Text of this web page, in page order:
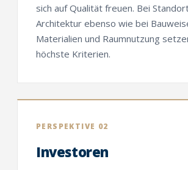
sich auf Qualität freuen. Bei
Architektur ebenso wie bei
Materialien und Raumnutzung
höchste Kriterien.
PERSPEKTIVE 02
Investoren